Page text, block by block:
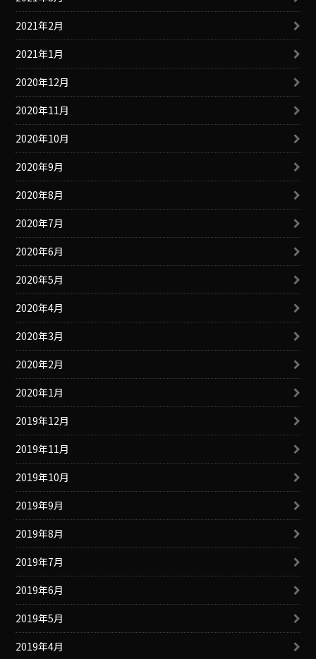
2021年2月
2021年1月
2020年12月
2020年11月
2020年10月
2020年9月
2020年8月
2020年7月
2020年6月
2020年5月
2020年4月
2020年3月
2020年2月
2020年1月
2019年12月
2019年11月
2019年10月
2019年9月
2019年8月
2019年7月
2019年6月
2019年5月
2019年4月